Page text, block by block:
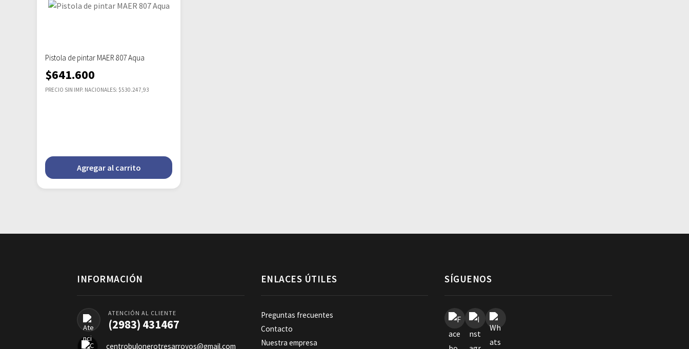
Pistola de pintar MAER 807 Aqua
$641.600
PRECIO SIN IMP. NACIONALES: $530.247,93
Agregar al carrito
INFORMACIÓN
ATENCIÓN AL CLIENTE
(2983) 431467
centrobulonerotresarroyos@gmail.com
ENLACES ÚTILES
Preguntas frecuentes
Contacto
Nuestra empresa
SÍGUENOS